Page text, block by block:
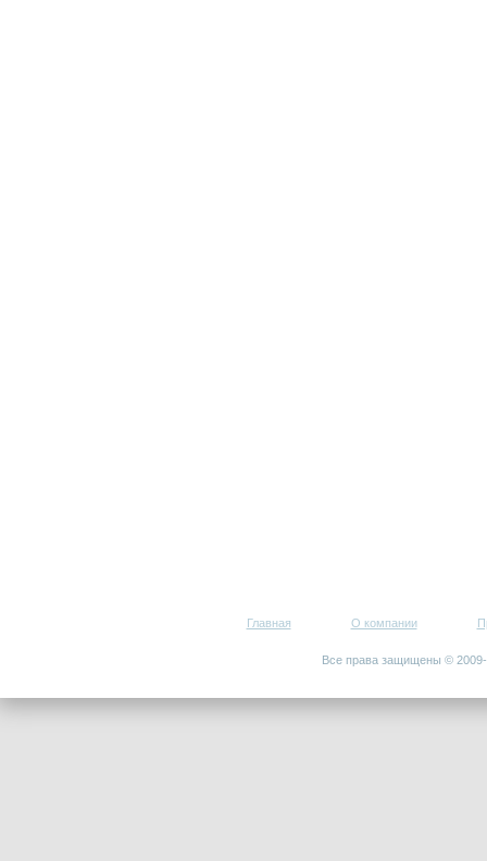
Главная О компании
Все права защищены ©